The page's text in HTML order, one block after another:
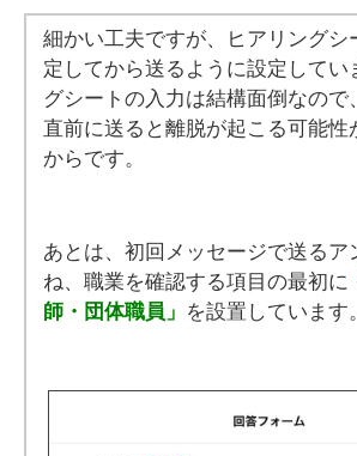
細かい工夫ですが、ヒアリングシ
定してから送るように設定してい
グシートの入力は結構面倒なので
直前に送ると離脱が起こる可能性
からです。
あとは、初回メッセージで送るア
ね、職業を確認する項目の最初に
師・団体職員」 を設置しています